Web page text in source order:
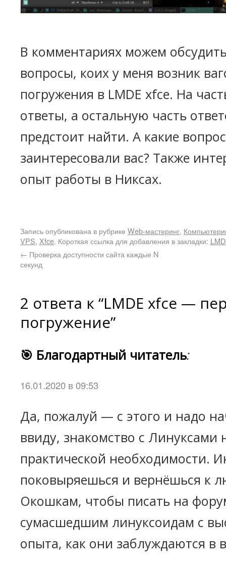
В комментариях можем
вопросы, коих у меня возник
погружения в LMDE xfce. На
ответы, а остальную часть
предстоит найти. А какие
заинтересовали вас? Также
опыт работы в Никсах.
Запись опубликована в рубрике Web-мастеринг,
VPS, Xfce. Короткая ссылка для добавления в закладки:
← Проверка доступности сайта каждые N
секунд
2 ответа к “LMDE xfce —
погружение”
🎯 Благодартный читатель:
16.01.2020 в 09:53
Да, пожалуй — с этого и надо
ввиду, знакомство с Линуксами
практической необходимости.
поковыряешься и вернёшься к
Окошкам, чтобы писать на
сумасшедшим линуксоидам с
опыта, как они заблуждаются в